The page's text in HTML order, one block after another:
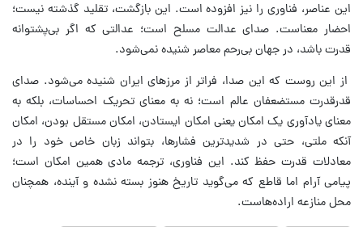
این عناصر، فناوری را نیز افزوده است. این بازگشت، تقلید گذشته نیست؛
احضار معناست. صدای عدالت مسلح است؛ عدالتی که اگر بی‌پشتوانه
قدرت باشد، در جهان بی‌رحم معاصر شنیده نمی‌شود.
از این روست که این صدا، فراتر از مرزهای ایران شنیده می‌شود. صدای
قدرقدرت مستضعفان عالم است؛ نه به معنای تحریک احساسات، بلکه به
معنای یادآوری یک امکان یعنی امکان ایستادن، امکان مستقل بودن، امکان
آنکه ملتی، حتی در شدیدترین فشارها، بتواند زبان خاص خود را در
معادلات قدرت حفظ کند. این فناوری، ترجمه مادی همین امکان است؛
پیامی آرام اما قاطع که می‌گوید تاریخ هنوز بسته نشده و آینده، همچنان
محل منازعه اراده‌هاست.